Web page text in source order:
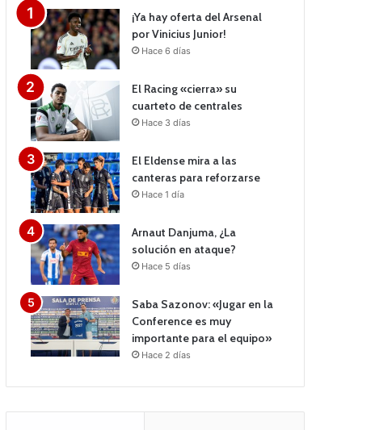
¡Ya hay oferta del Arsenal
por Vinicius Junior!
Hace 6 días
El Racing «cierra» su
cuarteto de centrales
Hace 3 días
El Eldense mira a las
canteras para reforzarse
Hace 1 día
Arnaut Danjuma, ¿La
solución en ataque?
Hace 5 días
Saba Sazonov: «Jugar en la
Conference es muy
importante para el equipo»
Hace 2 días